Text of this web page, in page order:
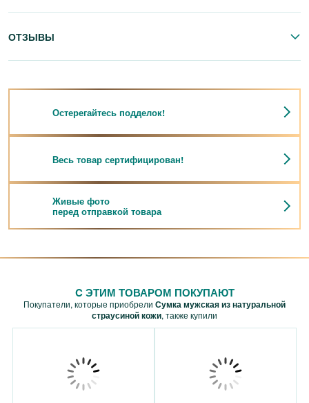
ОТЗЫВЫ
Остерегайтесь подделок!
Весь товар сертифицирован!
Живые фото
перед отправкой товара
C ЭТИМ ТОВАРОМ ПОКУПАЮТ
Покупатели, которые приобрели Сумка мужская из натуральной
страусиной кожи, также купили